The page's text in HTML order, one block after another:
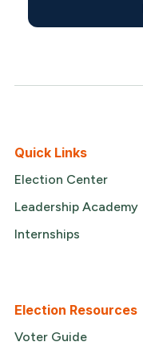
Quick Links
Election Center
Leadership Academy
Internships
Election Resources
Voter Guide